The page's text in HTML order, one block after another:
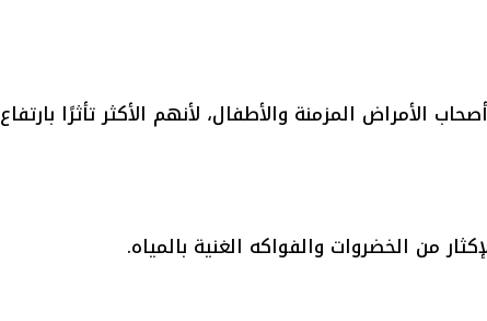
الأمراض المزمنة والأطفال، لأنهم الأكثر تأثرًا بارتفاع
من الخضروات والفواكه الغنية بالمياه.